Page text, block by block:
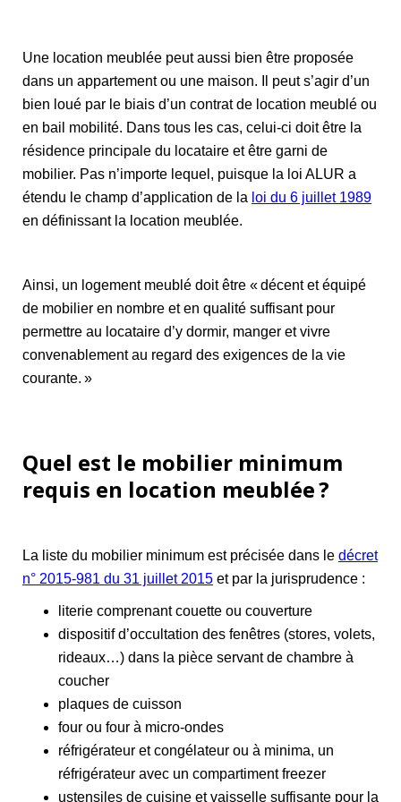
Une location meublée peut aussi bien être proposée
dans un appartement ou une maison. Il peut s’agir d’un
bien loué par le biais d’un contrat de location meublé ou
en bail mobilité. Dans tous les cas, celui-ci doit être la
résidence principale du locataire et être garni de
mobilier. Pas n’importe lequel, puisque la loi ALUR a
étendu le champ d’application de la loi du 6 juillet 1989
en définissant la location meublée.
Ainsi, un logement meublé doit être « décent et équipé
de mobilier en nombre et en qualité suffisant pour
permettre au locataire d’y dormir, manger et vivre
convenablement au regard des exigences de la vie
courante. »
Quel est le mobilier minimum
requis en location meublée ?
La liste du mobilier minimum est précisée dans le décret
n° 2015-981 du 31 juillet 2015 et par la jurisprudence :
literie comprenant couette ou couverture
dispositif d’occultation des fenêtres (stores, volets,
rideaux…) dans la pièce servant de chambre à
coucher
plaques de cuisson
four ou four à micro-ondes
réfrigérateur et congélateur ou à minima, un
réfrigérateur avec un compartiment freezer
ustensiles de cuisine et vaisselle suffisante pour la